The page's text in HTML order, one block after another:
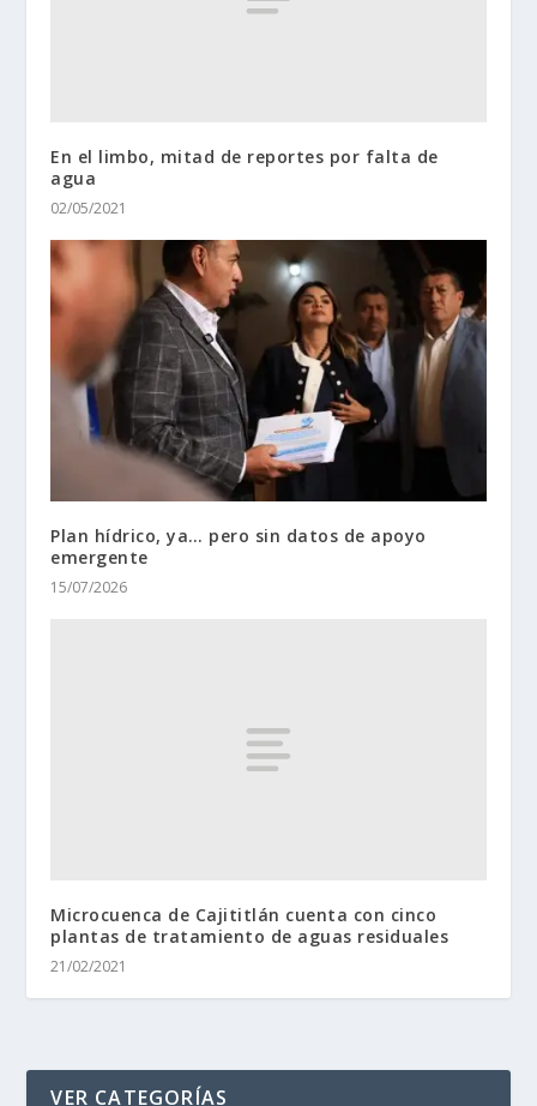
En el limbo, mitad de reportes por falta de
agua
02/05/2021
Plan hídrico, ya… pero sin datos de apoyo
emergente
15/07/2026
Microcuenca de Cajititlán cuenta con cinco
plantas de tratamiento de aguas residuales
21/02/2021
VER CATEGORÍAS